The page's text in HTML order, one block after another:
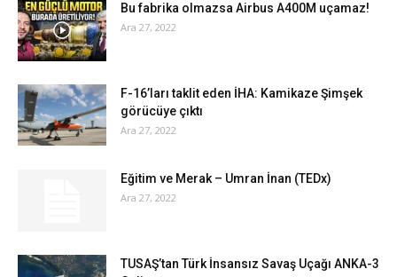
Bu fabrika olmazsa Airbus A400M uçamaz!
Ara 27, 2022
F-16’ları taklit eden İHA: Kamikaze Şimşek
görücüye çıktı
Ara 27, 2022
Eğitim ve Merak – Umran İnan (TEDx)
Ara 27, 2022
TUSAŞ’tan Türk İnsansız Savaş Uçağı ANKA-3